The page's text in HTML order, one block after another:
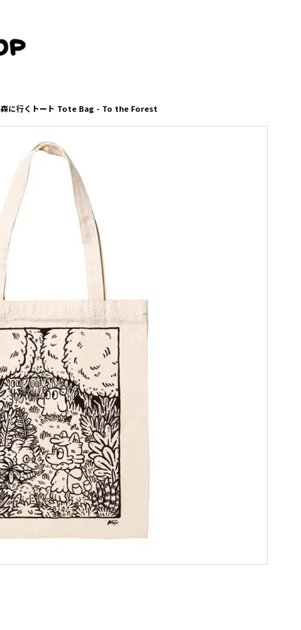
森に行くトート Tote Bag - To the Forest